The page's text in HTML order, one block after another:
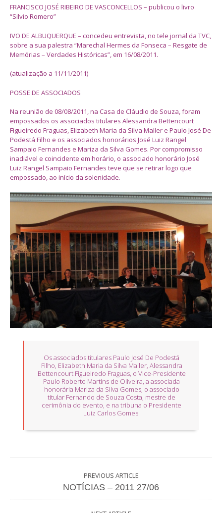
FRANCISCO JOSÉ RIBEIRO DE VASCONCELLOS – publicou o livro
“Silvio Romero”
IVO DE ALBUQUERQUE – concedeu entrevista, no tele jornal da TVC,
sobre a sua palestra “Marechal Hermes da Fonseca – Resgate de
Memórias – Verdades Históricas”, em 16/08/2011.
(atualização a 11/11/2011)
POSSE DE ASSOCIADOS
Na reunião de 08/08/2011, na Casa de Cláudio de Souza, foram
empossados os associados titulares Alessandra Bettencourt
Figueiredo Fraguas, Elizabeth Maria da Silva Maller e Paulo José De
Podestá Filho e os associados honorários José Luiz Rangel
Sampaio Fernandes e Mariza da Silva Gomes. Por compromisso
inadiável e coincidente em horário, o associado honorário José
Luiz Rangel Sampaio Fernandes teve que se retirar logo que
empossado, ao início da solenidade.
Os associados titulares Paulo José De Podestá
Filho, Elizabeth Maria da Silva Maller, Alessandra
Bettencourt Figueiredo Fraguas, o Vice-Presidente
Paulo Roberto Martins de Oliveira, a associada
honorária Mariza da Silva Gomes, o associado
titular Fernando de Souza Costa, mestre de
cerimônia do evento, e na tribuna o Presidente
Luiz Carlos Gomes.
PREVIOUS ARTICLE
NOTÍCIAS – 2011 27/06